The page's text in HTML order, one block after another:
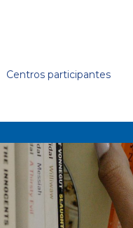
Centros participantes